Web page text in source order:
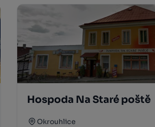
Hospoda Na Staré poště
Okrouhlice